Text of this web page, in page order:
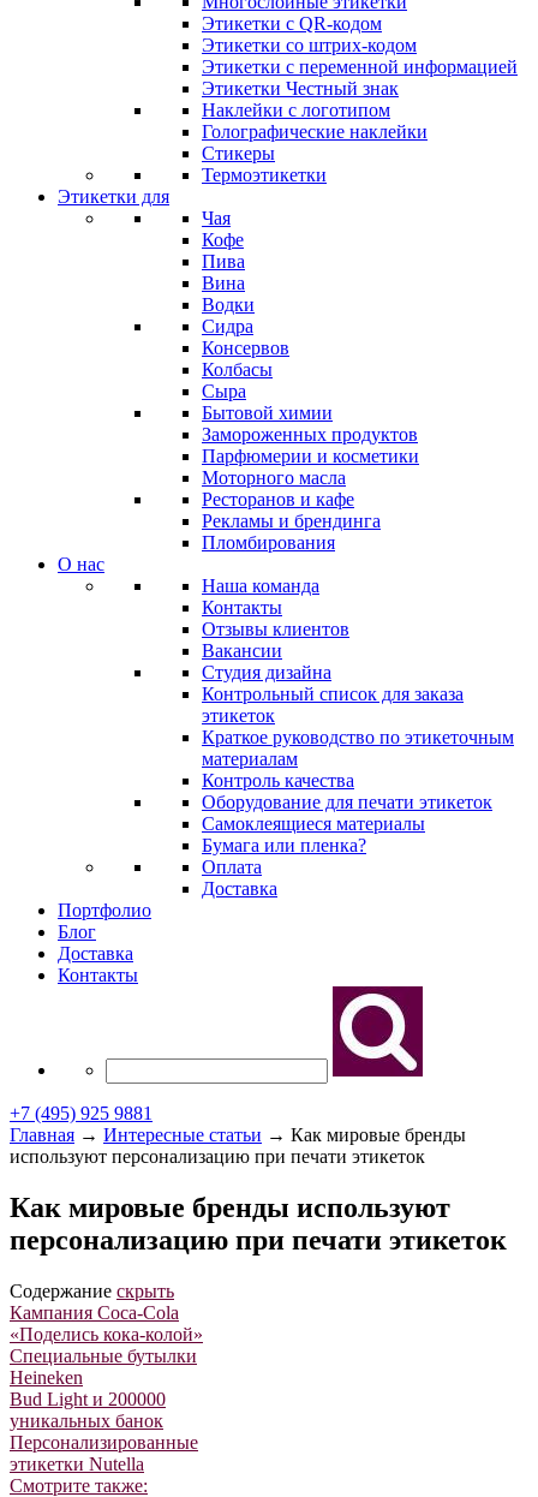
Этикетки с QR-кодом
Этикетки со штрих-кодом
Этикетки с переменной информацией
Этикетки Честный знак
Наклейки с логотипом
Голографические наклейки
Стикеры
Термоэтикетки
Этикетки для
Чая
Кофе
Пива
Вина
Водки
Сидра
Консервов
Колбасы
Сыра
Бытовой химии
Замороженных продуктов
Парфюмерии и косметики
Моторного масла
Ресторанов и кафе
Рекламы и брендинга
Пломбирования
О нас
Наша команда
Контакты
Отзывы клиентов
Вакансии
Студия дизайна
Контрольный список для заказа
этикеток
Краткое руководство по этикеточным
материалам
Контроль качества
Оборудование для печати этикеток
Самоклеящиеся материалы
Бумага или пленка?
Оплата
Доставка
Портфолио
Блог
Доставка
Контакты
+7 (495) 925 9881
Главная → Интересные статьи → Как мировые бренды
используют персонализацию при печати этикеток
Как мировые бренды используют
персонализацию при печати этикеток
Содержание скрыть
Кампания Coca-Cola
«Поделись кока-колой»
Специальные бутылки
Heineken
Bud Light и 200000
уникальных банок
Персонализированные
этикетки Nutella
Смотрите также: